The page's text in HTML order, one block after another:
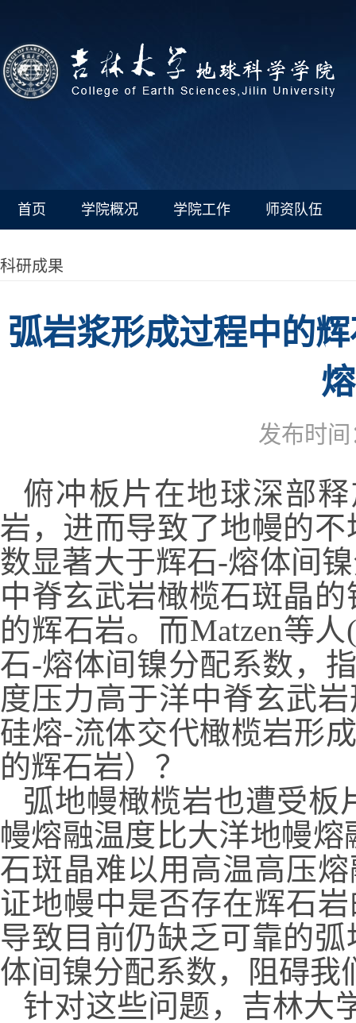
首页 学院概况 学院工作 师资队伍
科研成果
弧岩浆形成过程中的
发布时间
俯冲板片在地球深部
岩，进而导致了地幔的
数显著大于辉石-熔体间
中脊玄武岩橄榄石斑晶的
的辉石岩。而Matzen等人
石-熔体间镍分配系数，
度压力高于洋中脊玄武
硅熔-流体交代橄榄岩形
的辉石岩）？
弧地幔橄榄岩也遭受板
幔熔融温度比大洋地幔熔
石斑晶难以用高温高压
证地幔中是否存在辉石
导致目前仍缺乏可靠的
体间镍分配系数，阻碍我
针对这些问题，吉林大